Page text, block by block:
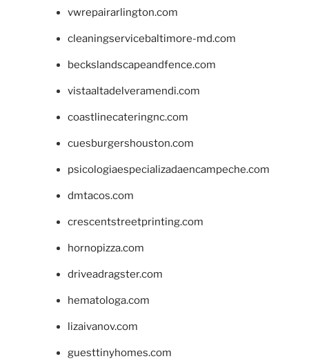
vwrepairarlington.com
cleaningservicebaltimore-md.com
beckslandscapeandfence.com
vistaaltadelveramendi.com
coastlinecateringnc.com
cuesburgershouston.com
psicologiaespecializadaencampeche.com
dmtacos.com
crescentstreetprinting.com
hornopizza.com
driveadragster.com
hematologa.com
lizaivanov.com
guesttinyhomes.com